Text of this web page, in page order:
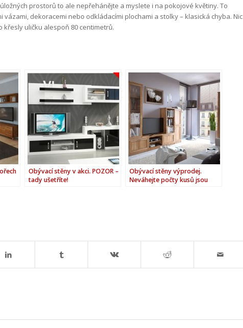
prostorů to ale nepřehánějte a myslete i na pokojové květiny. To
dekoracemi nebo odkládacími plochami a stolky – klasická chyba. Nic
uličku alespoň 80 centimetrů.
Obývací stěny v akci. POZOR –
tady ušetříte!
Obývací stěny výprodej.
Neváhejte počty kusů jsou